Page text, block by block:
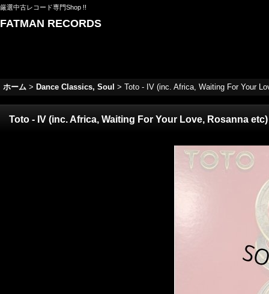
厳選中古レコード専門Shop !!
FATMAN RECORDS
ホーム > Dance Classics, Soul > Toto - IV (inc. Africa, Waiting For Your
Toto - IV (inc. Africa, Waiting For Your Love, Rosanna